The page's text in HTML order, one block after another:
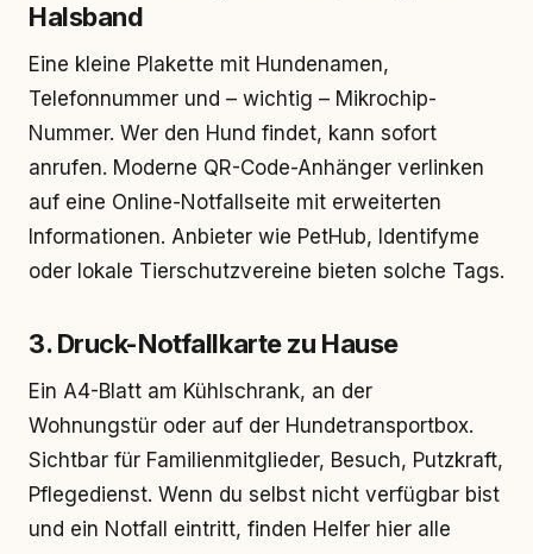
Halsband
Eine kleine Plakette mit Hundenamen,
Telefonnummer und – wichtig – Mikrochip-
Nummer. Wer den Hund findet, kann sofort
anrufen. Moderne QR-Code-Anhänger verlinken
auf eine Online-Notfallseite mit erweiterten
Informationen. Anbieter wie PetHub, Identifyme
oder lokale Tierschutzvereine bieten solche Tags.
3. Druck-Notfallkarte zu Hause
Ein A4-Blatt am Kühlschrank, an der
Wohnungstür oder auf der Hundetransportbox.
Sichtbar für Familienmitglieder, Besuch, Putzkraft,
Pflegedienst. Wenn du selbst nicht verfügbar bist
und ein Notfall eintritt, finden Helfer hier alle